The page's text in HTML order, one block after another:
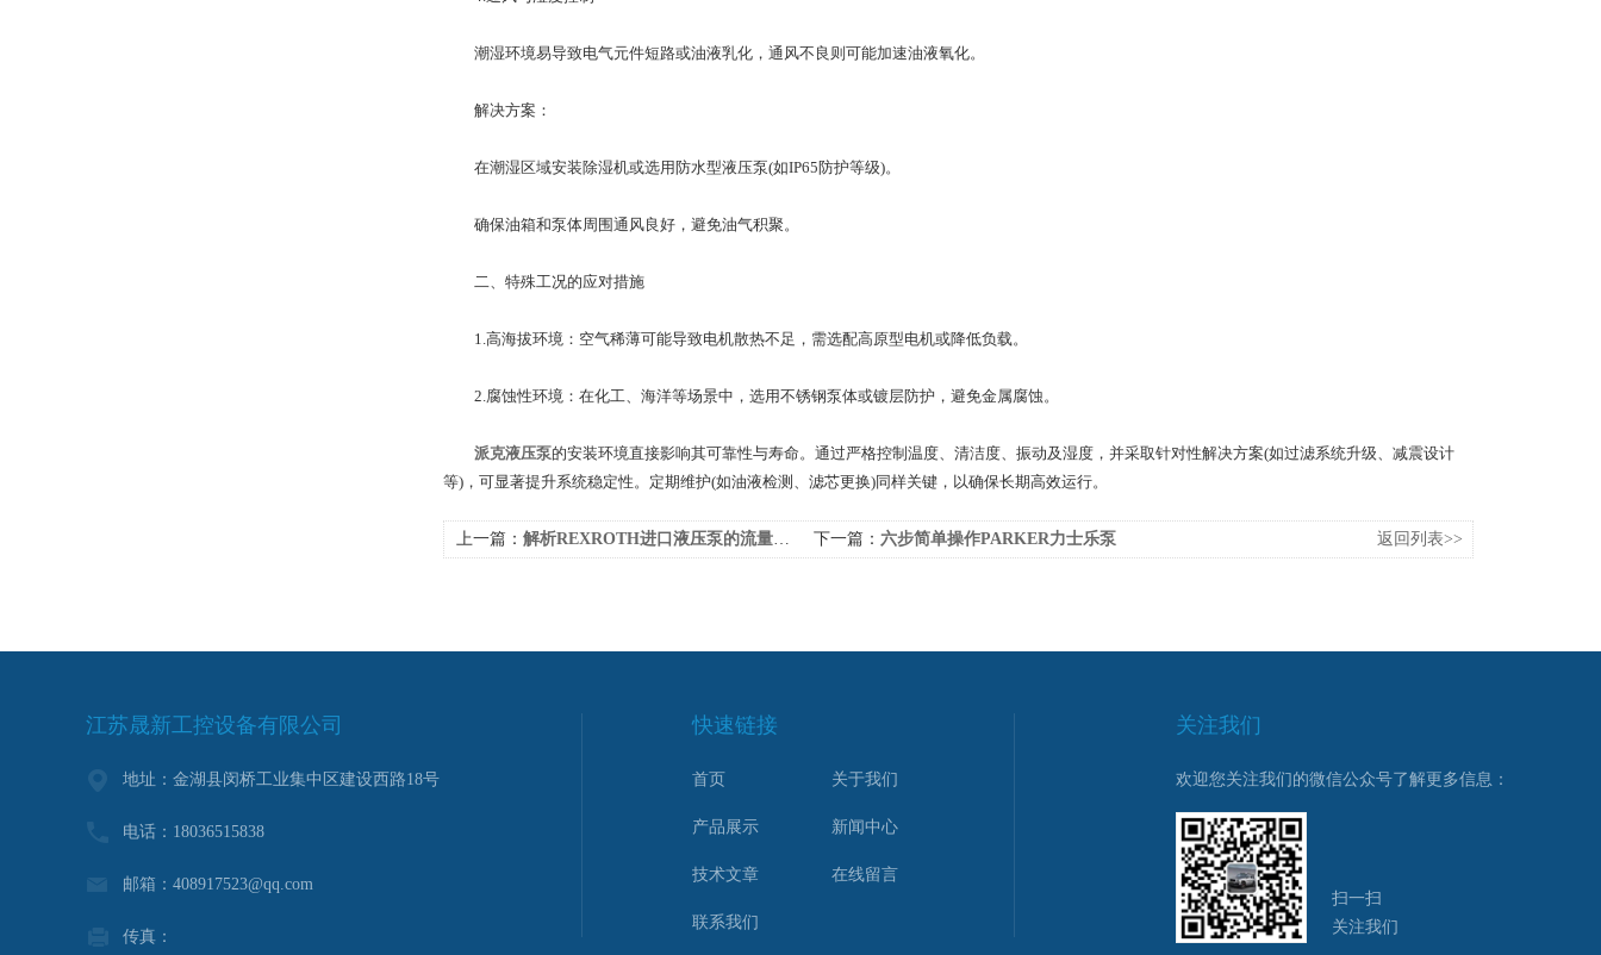
潮湿环境易导致电气元件短路或油液乳化，通风不良则可能加速油液氧化。
​解决方案：
在潮湿区域安装​除湿机或选用​防水型液压泵​(如IP65防护等级)。
确保油箱和泵体周围通风良好，避免油气积聚。
​二、特殊工况的应对措施
1.​高海拔环境：空气稀薄可能导致电机散热不足，需选配​高原型电机或降低负载。
2.​腐蚀性环境：在化工、海洋等场景中，选用​不锈钢泵体或​镀层防护，避免金属腐蚀。
派克液压泵的安装环境直接影响其可靠性与寿命。通过严格控制温度、清洁度、振动及湿度，并采取针对性解决方案(如过滤系统升级、减震设计
等)，可显著提升系统稳定性。定期维护(如油液检测、滤芯更换)同样关键，以确保长期高效运行。
上一篇： 解析REXROTH进口液压泵的流量调节技术 下一篇： 六步简单操作PARKER力士乐泵 返回列表>>
江苏晟新工控设备有限公司
地址：金湖县闵桥工业集中区建设西路18号
电话：18036515838
邮箱：408917523@qq.com
传真：
快速链接
首页 关于我们
产品展示 新闻中心
技术文章 在线留言
联系我们
关注我们
欢迎您关注我们的微信公众号了解更多信息：
扫一扫
关注我们